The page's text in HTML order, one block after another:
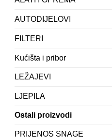
AUTODIJELOVI
FILTERI
Kućišta i pribor
LEŽAJEVI
LJEPILA
Ostali proizvodi
PRIJENOS SNAGE